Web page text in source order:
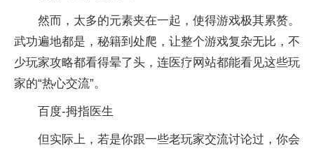
然而，太多的元素夹在一起，使得游戏极其累赘。
武功遍地都是，秘籍到处爬，让整个游戏复杂无比，不
少玩家攻略都看得晕了头，连医疗网站都能看见这些玩
家的“热心交流”。
百度-拇指医生
但实际上，若是你跟一些老玩家交流讨论过，你会